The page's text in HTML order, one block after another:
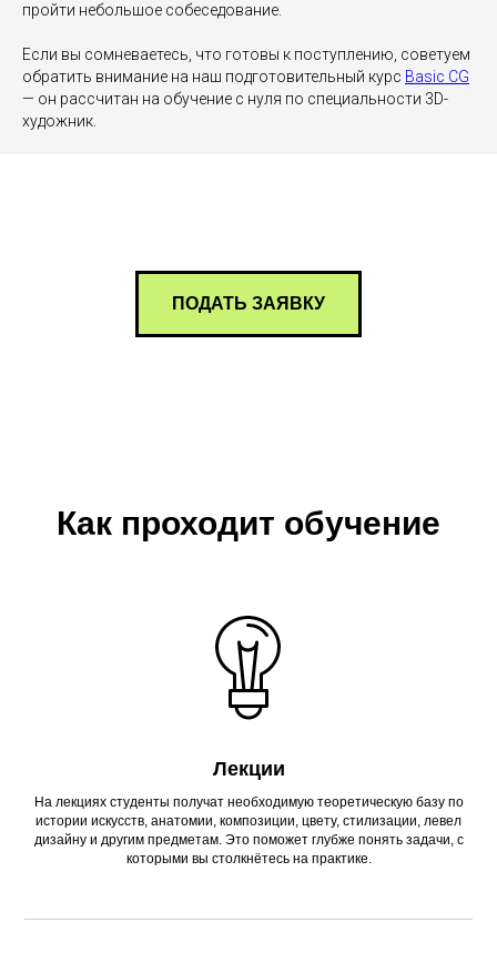
пройти небольшое собеседование.
Если вы сомневаетесь, что готовы к поступлению, советуем
обратить внимание на наш подготовительный курс Basic CG
— он рассчитан на обучение с нуля по специальности 3D-
художник.
ПОДАТЬ ЗАЯВКУ
Как проходит обучение
Лекции
На лекциях студенты получат необходимую теоретическую базу по
истории искусств, анатомии, композиции, цвету, стилизации, левел
дизайну и другим предметам. Это поможет глубже понять задачи, с
которыми вы столкнётесь на практике.